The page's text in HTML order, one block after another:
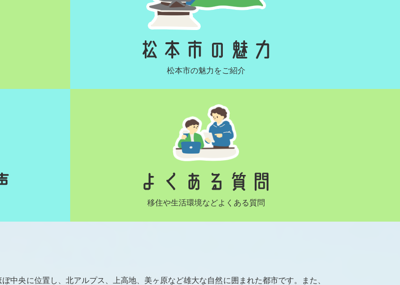
松本市の魅力をご紹介
移住や生活環境などよくある質問
中央に位置し、北アルプス、上高地、美ヶ原など雄大な自然に囲まれた都市です。また、